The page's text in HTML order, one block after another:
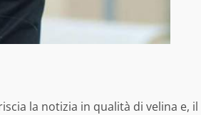
la notizia in qualità di velina e, il